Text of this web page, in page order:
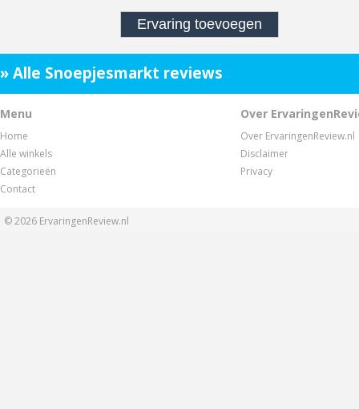
» Alle Snoepjesmarkt reviews
Menu
Home
Alle winkels
Categorieën
Contact
Over
Over ErvaringenReview.nl
Disclaimer
Privacy
© 2026 ErvaringenReview.nl